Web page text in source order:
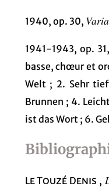
1940, op. 30,
1941-1943, op. 31,
basse, chœur et
Welt ; 2. Sehr
Brunnen ; 4.
ist das Wort ; 6.
Le Touzé Denis ,